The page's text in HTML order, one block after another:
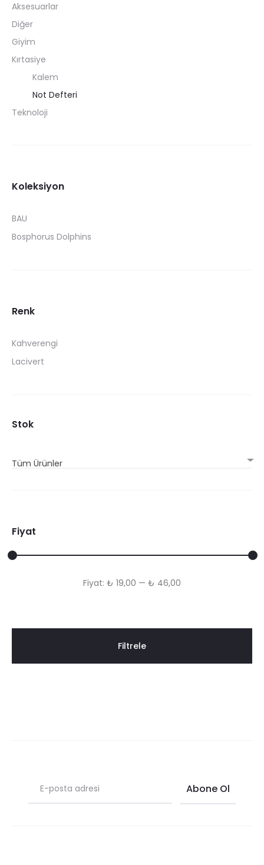
Aksesuarlar
Diğer
Giyim
Kırtasiye
Kalem
Not Defteri
Teknoloji
Koleksiyon
BAU
Bosphorus Dolphins
Renk
Kahverengi
Lacivert
Stok
Tüm Ürünler
Fiyat
En
En
Filtrele
Fiyat: ₺ 19,00 — ₺ 46,00